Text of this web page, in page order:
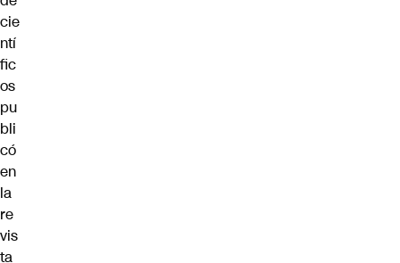
cie
ntí
fic
os
pu
bli
có
en
la
re
vis
ta